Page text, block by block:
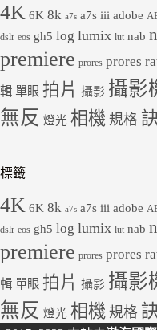
4K 6K 8k a7s a7s iii adobe
dslr eos gh5 log lumix lut nab
premiere prores prores
輯 單眼 拍片 攝影 攝影
無反 燈光 相機 規格
標籤
4K 6K 8k a7s a7s iii adobe
dslr eos gh5 log lumix lut nab
premiere prores prores
輯 單眼 拍片 攝影 攝影
無反 燈光 相機 規格